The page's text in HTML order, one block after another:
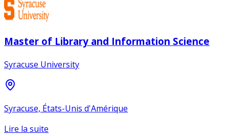
Master of Library and Information Science
Syracuse University
Syracuse, États-Unis d'Amérique
Lire la suite